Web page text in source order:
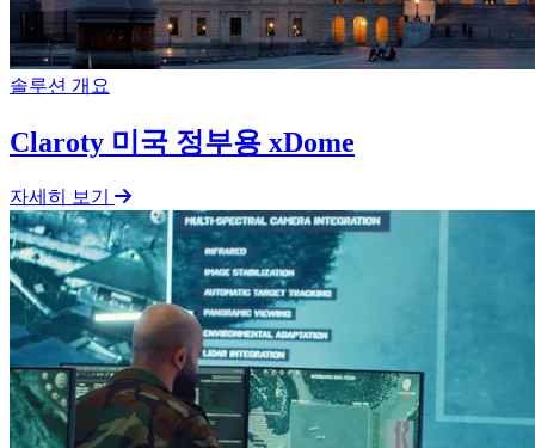
솔루션 개요
Claroty 미국 정부용 xDome
자세히 보기